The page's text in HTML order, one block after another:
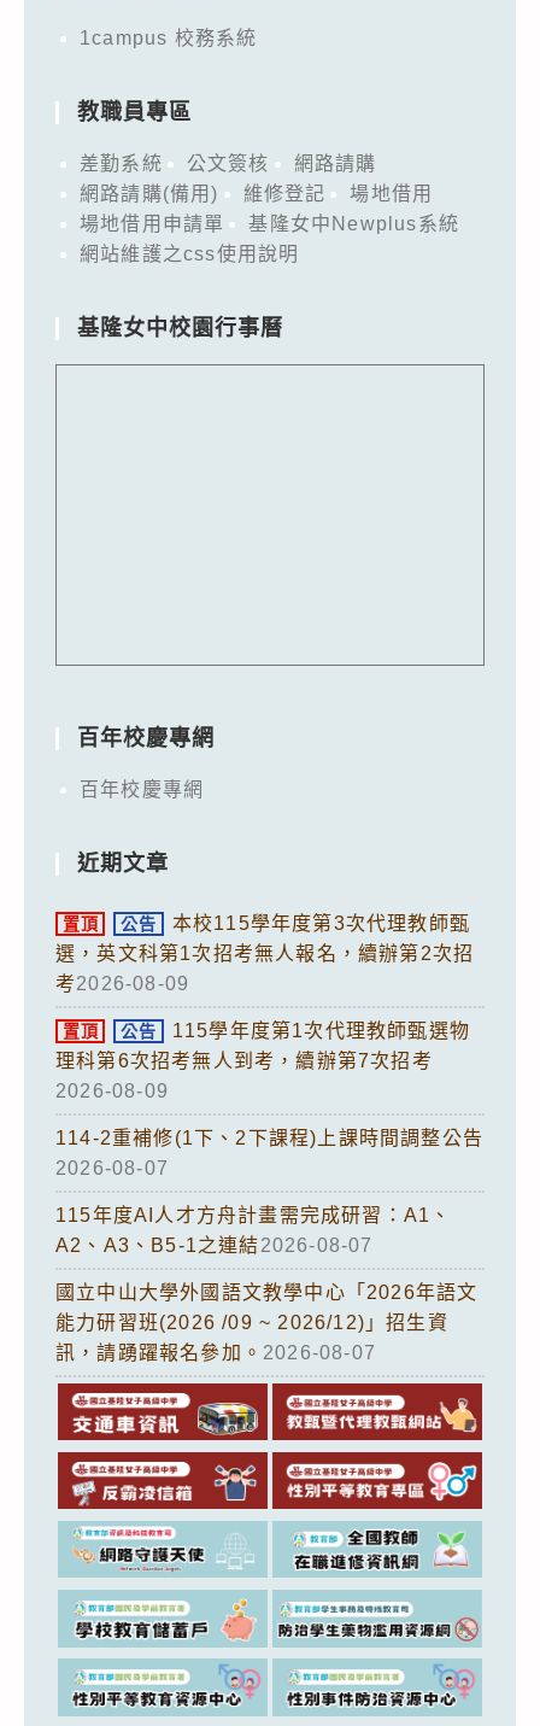
1campus 校務系統
教職員專區
差勤系統 公文簽核
網路請購
網路請購(備用)
維修登記
場地借用
場地借用申請單
基隆女中Newplus系統
網站維護之css使用說明
基隆女中校園行事曆
百年校慶專網
百年校慶專網
近期文章
置頂 公告
本校115學年度第3次代理教師甄
選，英文科第1次招考無人報名，續辦第2次招
考2026-08-09
置頂 公告
115學年度第1次代理教師甄選物
理科第6次招考無人到考，續辦第7次招考
2026-08-09
114-2重補修(1下、2下課程)上課時間調整公告
2026-08-07
115年度AI人才方舟計畫需完成研習：A1、
A2、A3、B5-1之連結2026-08-07
國立中山大學外國語文教學中心「2026年語文
能力研習班(2026 /09 ~ 2026/12)」招生資
訊，請踴躍報名參加。 2026-08-07